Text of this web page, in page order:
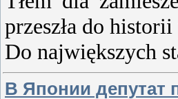
przeszła do
Do największych
В Японии депутат